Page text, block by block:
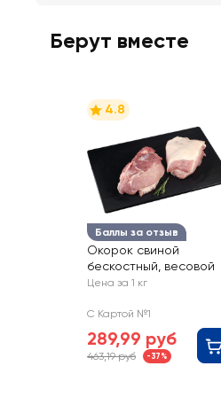
Берут вместе
Баллы за отзыв
4.8
Окорок свиной
бескостный, весовой
Цена за 1 кг
С Картой №1
289,99 руб
463,19 руб -37%